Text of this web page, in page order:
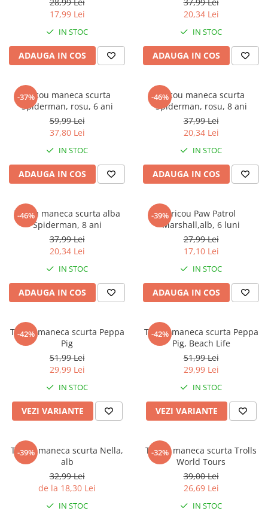
Wonder Woman
The Grinch
FLAMINGO
Incaltaminte fete
Ghete si cizme fete
Pantofi fete
Pantofi sport fete
Sandale fete
17,99 Lei
IN STOC
ADAUGA IN COS
20,34 Lei
IN STOC
ADAUGA IN COS
-37%
Tricou maneca scurta
Spiderman, rosu, 6 ani
59,99 Lei
37,80 Lei
IN STOC
ADAUGA IN COS
-46%
Tricou maneca scurta
Spiderman, rosu, 8 ani
37,99 Lei
20,34 Lei
IN STOC
ADAUGA IN COS
-46%
Tricou maneca scurta alba
Spiderman, 8 ani
37,99 Lei
20,34 Lei
IN STOC
ADAUGA IN COS
-39%Tricou Paw Patrol
Marshall,alb, 6 luni
27,99 Lei
17,10 Lei
IN STOC
ADAUGA IN COS
-42%
Tricou maneca scurta Peppa
Pig
51,99 Lei
29,99 Lei
IN STOC
VEZI VARIANTE
-42%
Tricou maneca scurta Peppa
Pig, Beach Life
51,99 Lei
29,99 Lei
IN STOC
VEZI VARIANTE
-39%
Tricou maneca scurta Nella,
alb
32,99 Lei
de la 18,30 Lei
IN STOC
-32%
Tricou maneca scurta Trolls
World Tours
39,00 Lei
26,69 Lei
IN STOC